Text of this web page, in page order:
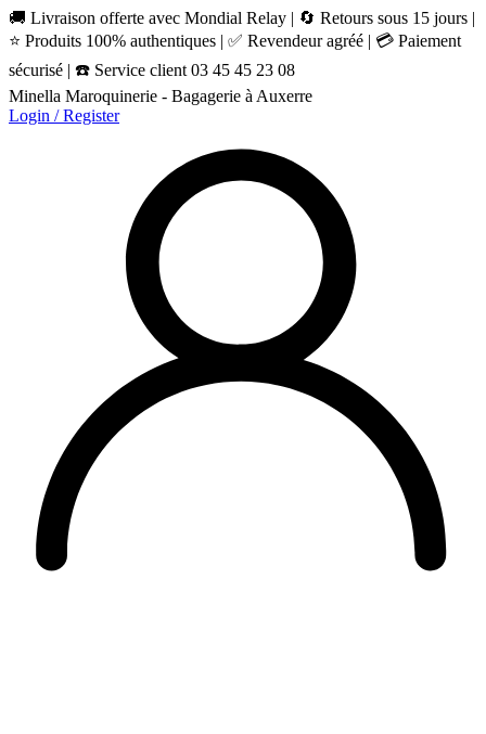
🚚 Livraison offerte avec Mondial Relay | 🔄 Retours sous 15 jours |
⭐ Produits 100% authentiques | ✅ Revendeur agréé | 💳 Paiement
sécurisé | ☎️ Service client 03 45 45 23 08
Minella Maroquinerie - Bagagerie à Auxerre
Login / Register